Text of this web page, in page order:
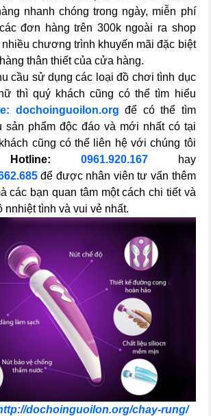
nhanh chóng trong ngày, miễn phí
đơn hàng trên 300k ngoài ra shop
chương trình khuyến mãi đặc biệt
thân thiết của cửa hàng.
cầu sử dụng các loại đồ chơi tình dục
thì quý khách cũng có thể tìm hiểu
dochoinguoilon.org để có thể tìm
sản phẩm độc đáo và mới nhất có tại
cũng có thể liên hệ với chúng tôi
Hotline: 0961.920.167hay
để được nhân viên tư vấn thêm
các bạn quan tâm một cách chi tiết và
nnhiệt tình và vui vẻ nhất.
dochoinguoilon.org/chay-rung/